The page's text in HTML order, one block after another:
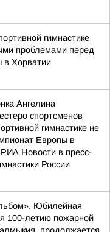
гимнастике
проблемами перед
в Хорватии
Ангелина
спортсменов
гимнастике не
Европы в
Новости в пресс-
России
Юбилейная
100-летию пожарной